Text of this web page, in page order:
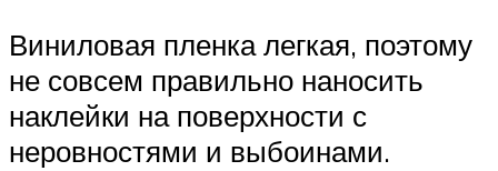
Виниловая пленка легкая, поэтому
не совсем правильно наносить
наклейки на поверхности с
неровностями и выбоинами.